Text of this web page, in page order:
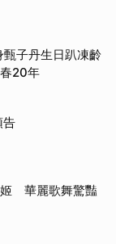
子丹生日趴凍齡
20年
告
姬 華麗歌舞驚豔